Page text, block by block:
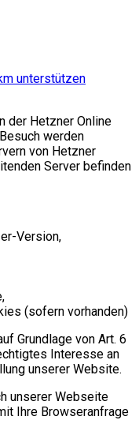
unterstützen
der Hetzner Online
werden
von Hetzner
Server befinden
Version,
(sofern vorhanden)
Grundlage von Art. 6
Interesse an
unserer Website.
unserer Webseite
Ihre Browseranfrage